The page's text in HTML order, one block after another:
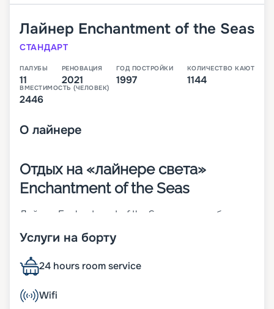
Лайнер Enchantment of the Seas
СТАНДАРТ
ПАЛУБЫ
11
РЕНОВАЦИЯ
2021
ГОД ПОСТРОЙКИ
1997
КОЛИЧЕСТВО КАЮТ
1144
ВМЕСТИМОСТЬ (ЧЕЛОВЕК)
2446
О лайнере
Отдых на «лайнере света»
Enchantment of the Seas
Лайнер Enchantment of the Seas – 11-палубное
классу Vision. Корабль был построен еще в 1997
факт, что более половины поверхностей на
судне – прозрачные. К ним относят
иллюминаторы в человеческий рост, «световые
фонари», витражи и стеклянные навесы. За
Услуги на борту
24 hours room service
Wifi